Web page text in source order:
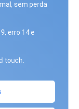
sem perda
erro 14 e
touch.